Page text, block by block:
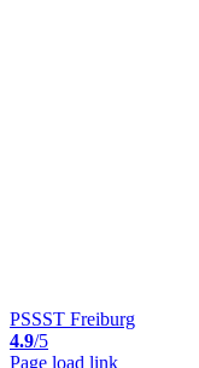
PSSST Freiburg
4.9/5
Page load link